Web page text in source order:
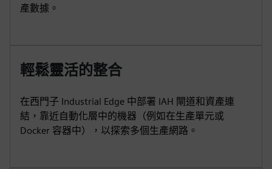
產數據。
輕鬆靈活的整合
在西門子 Industrial Edge 中部署 IAH 閘道和資產連
結，靠近自動化層中的機器（例如在生產單元或
Docker 容器中），以探索多個生產網路。